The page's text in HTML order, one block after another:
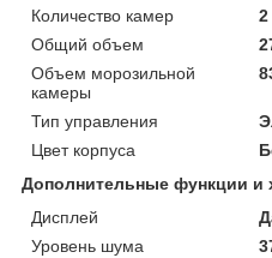
Количество камер
2
Общий объем
Объем морозильной
камеры
Тип управления
Цвет корпуса
Дополнительные функции и
Дисплей
Уровень шума